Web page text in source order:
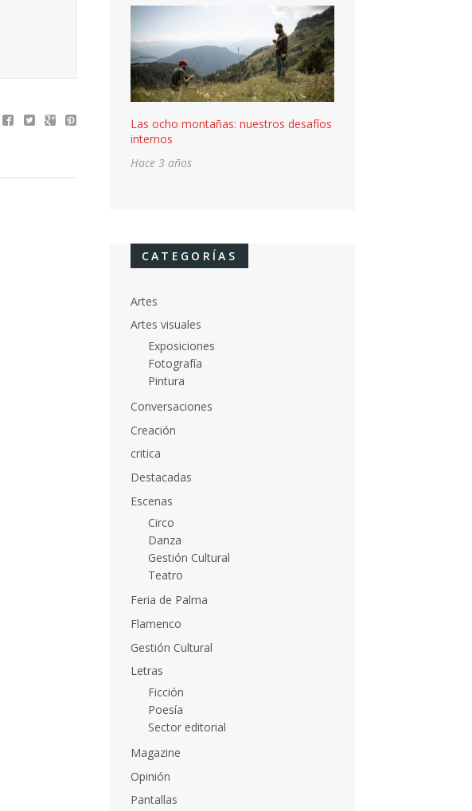
Las ocho montañas: nuestros desafíos
internos
Hace 3 años
CATEGORÍAS
Artes
Artes visuales
Exposiciones
Fotografía
Pintura
Conversaciones
Creación
critica
Destacadas
Escenas
Circo
Danza
Gestión Cultural
Teatro
Feria de Palma
Flamenco
Gestión Cultural
Letras
Ficción
Poesía
Sector editorial
Magazine
Opinión
Pantallas